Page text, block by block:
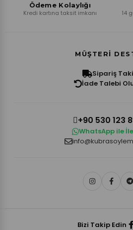
Ödeme Kolaylığı
Kredi kartına taksit imkanı
14
MÜŞTERI
Sipariş
İade Talebi
+90 530 123
WhatsApp ile
Bizi Takip Edin